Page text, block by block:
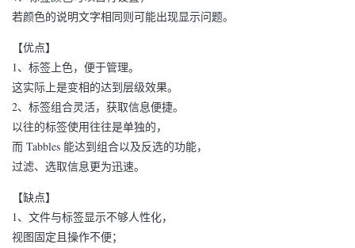
若颜色的说明文字相同则可能出现显示问题。
【优点】
1、标签上色，便于管理。
这实际上是变相的达到层级效果。
2、标签组合灵活，获取信息便捷。
以往的标签使用往往是单独的，
而 Tabbles 能达到组合以及反选的功能，
过滤、选取信息更为迅速。
【缺点】
1、文件与标签显示不够人性化，
视图固定且操作不便；